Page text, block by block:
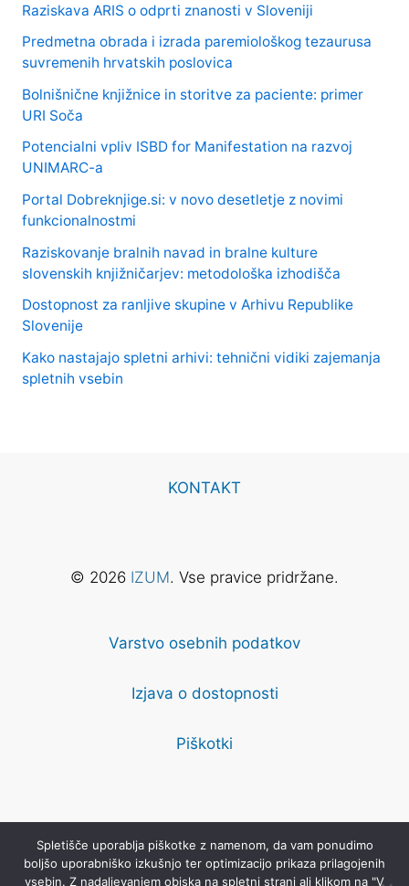
Raziskava ARIS o odprti znanosti v Sloveniji
Predmetna obrada i izrada paremiološkog tezaurusa
suvremenih hrvatskih poslovica
Bolnišnične knjižnice in storitve za paciente: primer
URI Soča
Potencialni vpliv ISBD for Manifestation na razvoj
UNIMARC-a
Portal Dobreknjige.si: v novo desetletje z novimi
funkcionalnostmi
Raziskovanje bralnih navad in bralne kulture
slovenskih knjižničarjev: metodološka izhodišča
Dostopnost za ranljive skupine v Arhivu Republike
Slovenije
Kako nastajajo spletni arhivi: tehnični vidiki zajemanja
spletnih vsebin
KONTAKT
© 2026 IZUM. Vse pravice pridržane.
Varstvo osebnih podatkov
Izjava o dostopnosti
Piškotki
avtorstva-Deljenje pod enakimi pogoji 4.0 Mednarodna, razen
kjer je drugače navedeno.
Spletišče uporablja piškotke z namenom, da vam ponudimo
boljšo uporabniško izkušnjo ter optimizacijo prikaza prilagojenih
vsebin. Z nadaljevanjem obiska na spletni strani ali klikom na "V